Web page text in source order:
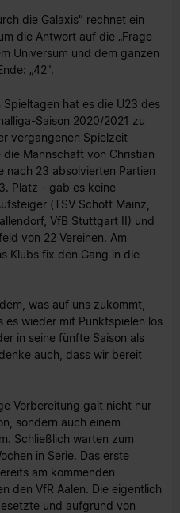
die Galaxis" rechnet ein
die Antwort auf die „Frage
Universum und dem ganzen
„42".
hat es die U23 des
Saison 2020/2021 zu
vergangenen Spielzeit
Mannschaft von Christian
nach 23 absolvierten Partien
Platz - gab es keine
(TSV Schott Mainz,
VfB Stuttgart II) und
von 22 Vereinen. Am
Klubs fix den Gang in die
was auf uns zukommt,
es wieder mit Punktspielen los
in seine fünfte Saison als
auch, dass wir bereit
Vorbereitung galt nicht nur
sondern auch einem
Schließlich warten zum
in Serie. Das erste
am kommenden
den VfR Aalen. Die eigentlich
und aufgrund von